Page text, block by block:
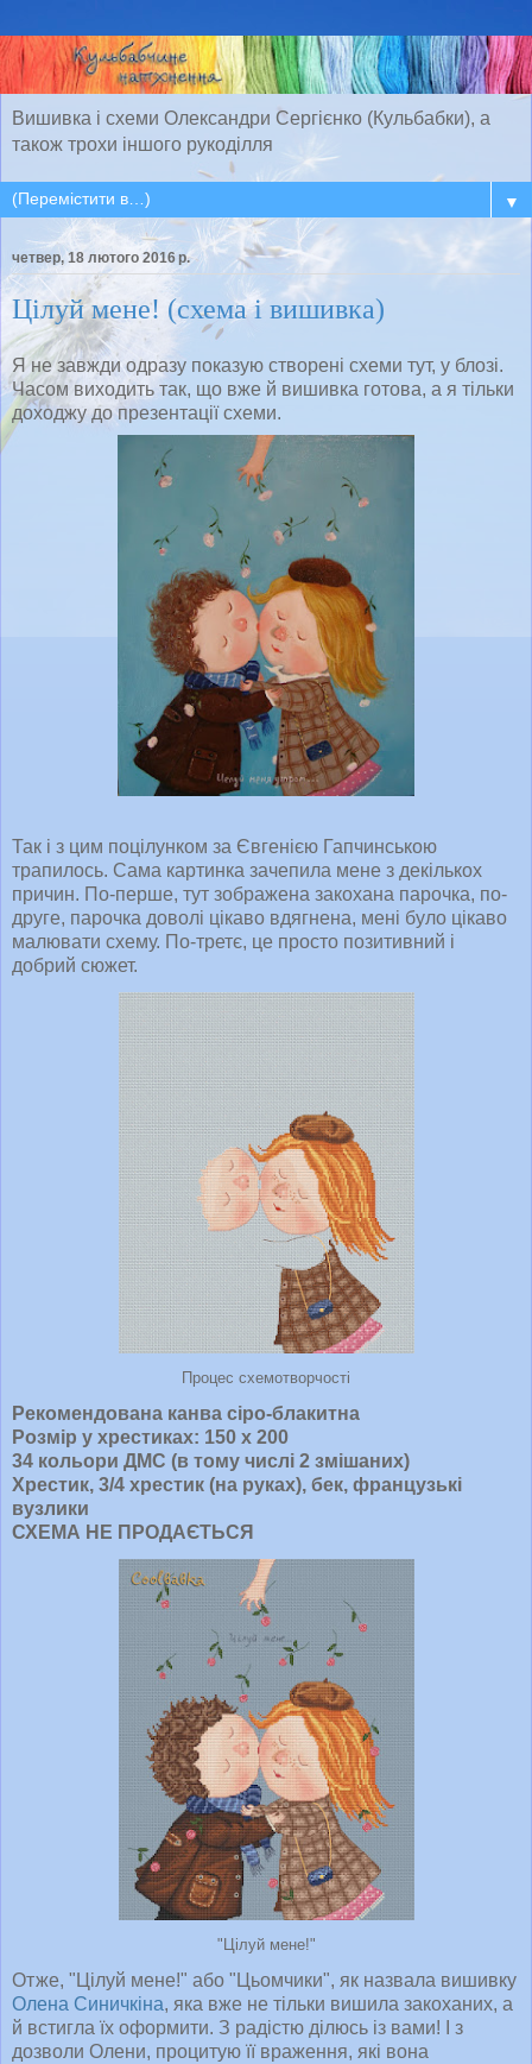
Вишивка і схеми Олександри Сергієнко (Кульбабки), а
також трохи іншого рукоділля
▼
четвер, 18 лютого 2016 р.
Цілуй мене! (схема і вишивка)
Я не завжди одразу показую створені схеми тут, у блозі.
Часом виходить так, що вже й вишивка готова, а я тільки
доходжу до презентації схеми.
Так і з цим поцілунком за Євгенією Гапчинською
трапилось. Сама картинка зачепила мене з декількох
причин. По-перше, тут зображена закохана парочка, по-
друге, парочка доволі цікаво вдягнена, мені було цікаво
малювати схему. По-третє, це просто позитивний і
добрий сюжет.
Процес схемотворчості
Рекомендована канва сіро-блакитна
Розмір у хрестиках: 150 х 200
34 кольори ДМС (в тому числі 2 змішаних)
Хрестик, 3/4 хрестик (на руках), бек, французькі
вузлики
СХЕМА НЕ ПРОДАЄТЬСЯ
"Цілуй мене!"
Отже, "Цілуй мене!" або "Цьомчики", як назвала вишивку
Олена Синичкіна, яка вже не тільки вишила закоханих, а
й встигла їх оформити. З радістю ділюсь із вами! І з
дозволи Олени, процитую її враження, які вона